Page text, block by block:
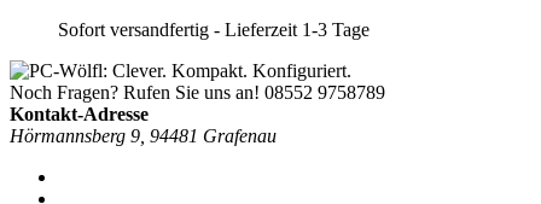
Sofort versandfertig - Lieferzeit 1-3 Tage
Noch Fragen? Rufen Sie uns an! 08552 9758789
Kontakt-Adresse
Hörmannsberg 9, 94481 Grafenau